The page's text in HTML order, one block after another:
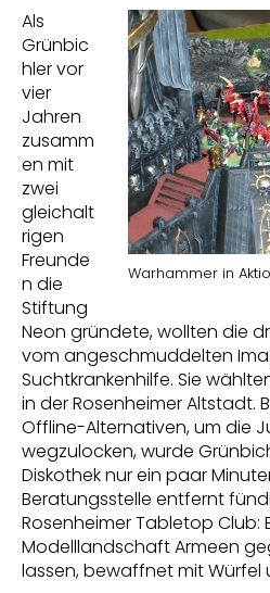
Warhammer in
Als
Grünbic
hler vor
vier
Jahren
zusamm
en mit
zwei
gleichalt
rigen
Freunde
n die
Stiftung
Neon gründete, wollten die
vom angeschmuddelten
Suchtkrankenhilfe. Sie
in der Rosenheimer Altstadt.
Offline-Alternativen, um die
wegzulocken, wurde
Diskothek nur ein paar
Beratungsstelle entfernt
Rosenheimer Tabletop Club:
Modelllandschaft Armeen
lassen, bewaffnet mit Würfel